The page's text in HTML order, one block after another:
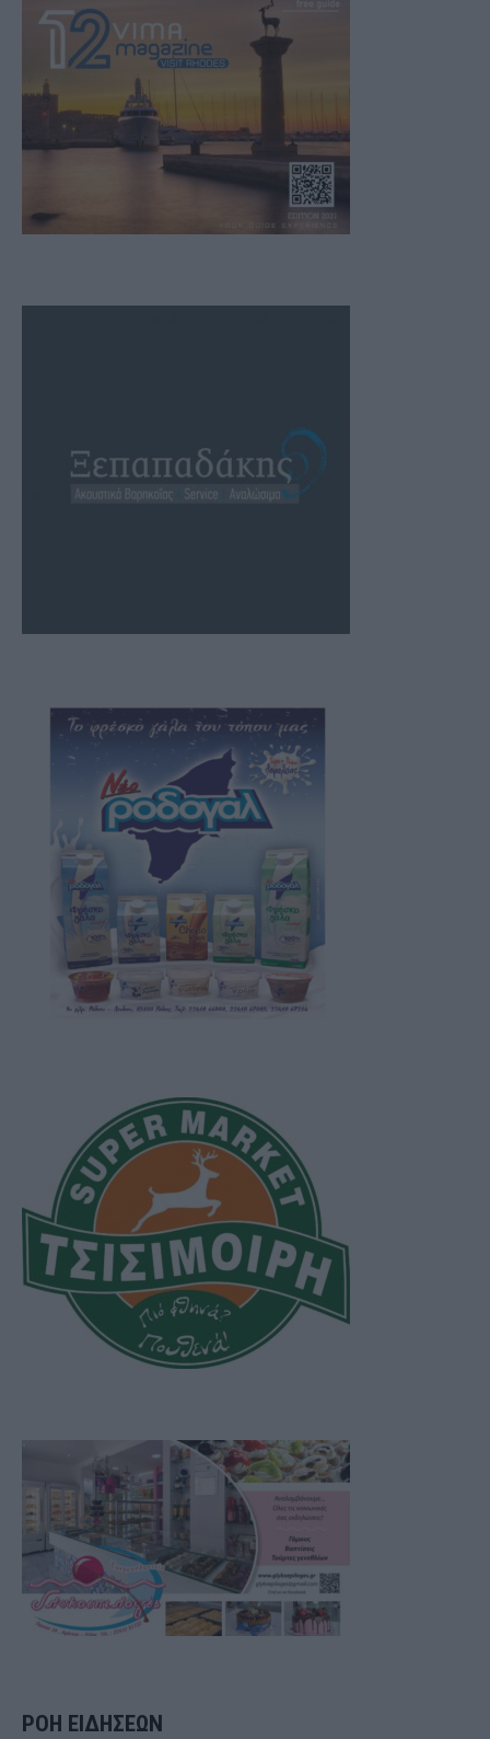
ΡΟΗ ΕΙΔΗΣΕΩΝ